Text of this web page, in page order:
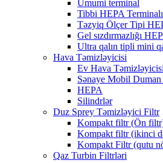
Ümumi terminal
Tibbi HEPA Terminalı
Təzyiq Ölçer Tipi
Gel sızdırmazlığı
Ultra qalın tipli mini
Hava Təmizləyicisi
Ev Hava Təmizləyicisi
Sənaye Mobil Duman
HEPA
Silindrlər
Duz Sprey Təmizləyici Filtr
Kompakt filtr (Ön
Kompakt filtr (ikinci
Kompakt Filtr (qutu
Qaz Turbin Filtrləri